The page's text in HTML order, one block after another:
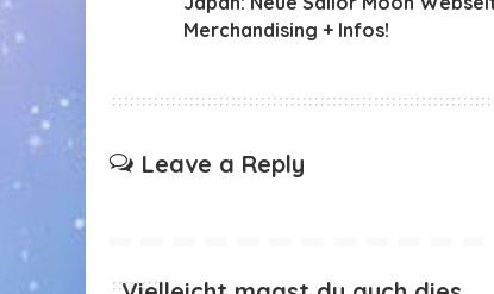
Merchandising + Infos!
Leave a Reply